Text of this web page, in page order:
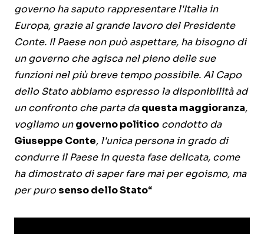
governo ha saputo rappresentare l'Italia in
Europa, grazie al grande lavoro del Presidente
Conte. Il Paese non può aspettare, ha bisogno di
un governo che agisca nel pieno delle sue
funzioni nel più breve tempo possibile. Al Capo
dello Stato abbiamo espresso la disponibilità ad
un confronto che parta daquesta maggioranza,
vogliamo ungoverno politico condotto da
Giuseppe Conte, l'unica persona in grado di
condurre il Paese in questa fase delicata, come
ha dimostrato di saper fare mai per egoismo, ma
per purosenso dello Stato“